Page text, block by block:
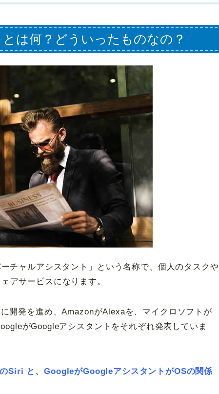
とは何？どういったものなの？
チャルアシスタント」という名称で、個人のタスクや
アサービスになります。
開発を進め、AmazonがAlexaを、マイクロソフトが
がGoogleアシスタントをそれぞれ発表していま
Siri と、GoogleがGoogleアシスタントがOSの関係